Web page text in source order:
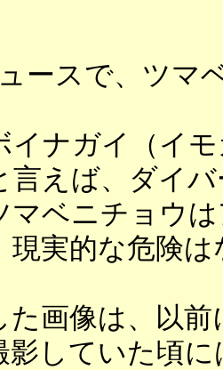
ースで、ツマ
イナガイ（イ
言えば、ダイ
マベニチョウ
現実的な危険
た画像は、以
影していた頃